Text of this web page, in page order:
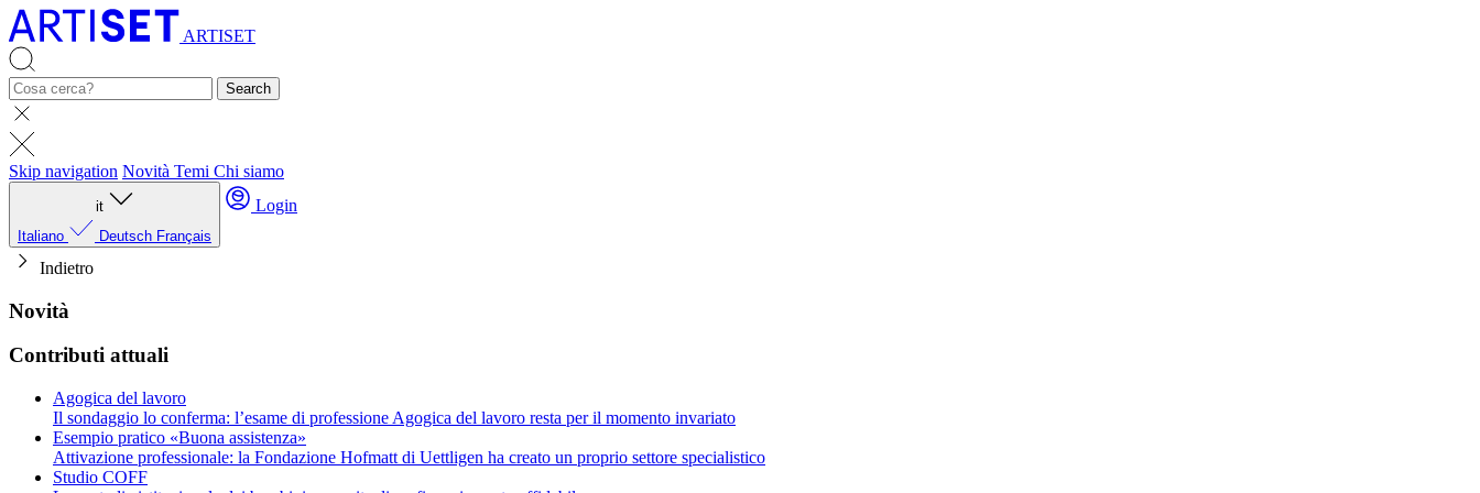
ARTISET
Search
Skip navigation Novità Temi Chi siamo
it
Italiano
Deutsch Français
Login
Indietro
Novità
Contributi attuali
Agogica del lavoro
Il sondaggio lo conferma: l’esame di professione Agogica del lavoro resta per il momento invariato
Esempio pratico «Buona assistenza»
Attivazione professionale: la Fondazione Hofmatt di Uettligen ha creato un proprio settore specialistico
Studio COFF